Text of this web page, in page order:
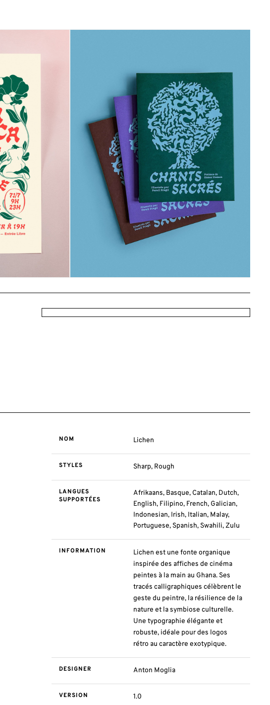
NOM Lichen
STYLES Sharp, Rough
LANGUES
SUPPORTÉES
Afrikaans, Basque, Catalan, Dutch,
English, Filipino, French, Galician,
Indonesian, Irish, Italian, Malay,
Portuguese, Spanish, Swahili, Zulu
INFORMATION Lichen est une fonte organique
inspirée des affiches de cinéma
peintes à la main au Ghana. Ses
tracés calligraphiques célèbrent le
geste du peintre, la résilience de la
nature et la symbiose culturelle.
Une typographie élégante et
robuste, idéale pour des logos
rétro au caractère exotypique.
DESIGNER Anton Moglia
VERSION 1.0